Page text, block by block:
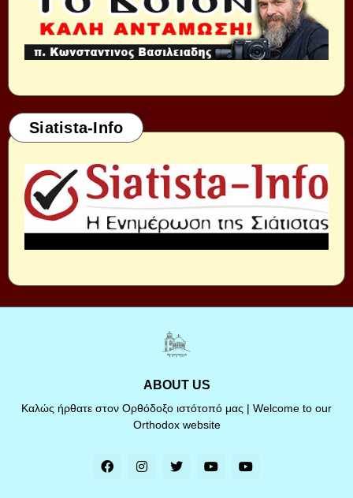
Siatista-Info
ABOUT US
Καλώς ήρθατε στον Ορθόδοξο ιστότοπό μας | Welcome to our
Orthodox website